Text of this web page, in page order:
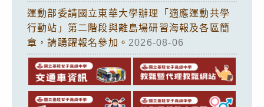
運動部委請國立東華大學辦理「適應運動共學
行動站」第二階段與離島場研習海報及各區簡
章，請踴躍報名參加。 2026-08-06